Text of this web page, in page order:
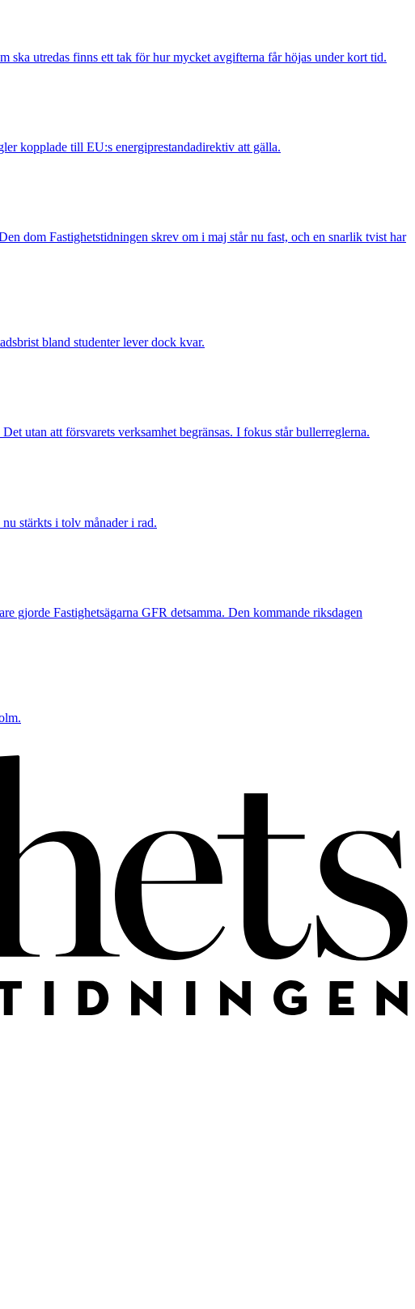
ska utredas finns ett tak för hur mycket avgifterna får höjas under kort tid.
kopplade till EU:s energiprestandadirektiv att gälla.
dom Fastighetstidningen skrev om i maj står nu fast, och en snarlik tvist har
bland studenter lever dock kvar.
utan att försvarets verksamhet begränsas. I fokus står bullerreglerna.
stärkts i tolv månader i rad.
gjorde Fastighetsägarna GFR detsamma. Den kommande riksdagen